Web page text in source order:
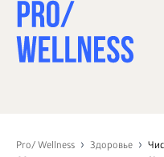
Pro/ Wellness Здоровье
СПОРТ